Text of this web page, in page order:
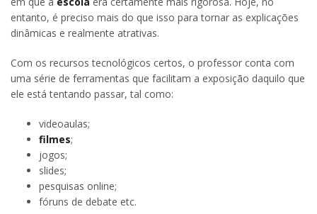
entanto, é preciso mais do que isso para tornar as explicações
dinâmicas e realmente atrativas.
Com os recursos tecnológicos certos, o professor conta com
uma série de ferramentas que facilitam a exposição daquilo que
ele está tentando passar, tal como:
videoaulas;
filmes;
jogos;
slides;
pesquisas online;
fóruns de debate etc.